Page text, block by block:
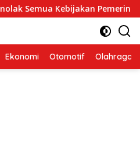
Kebijakan Pemerintah
Ekonomi Otomotif Olahraga